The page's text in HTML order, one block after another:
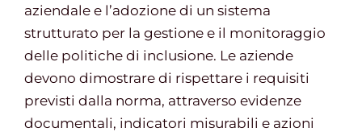
aziendale e l’adozione di un sistema
strutturato per la gestione e il monitoraggio
delle politiche di inclusione. Le aziende
devono dimostrare di rispettare i requisiti
previsti dalla norma, attraverso evidenze
documentali, indicatori misurabili e azioni